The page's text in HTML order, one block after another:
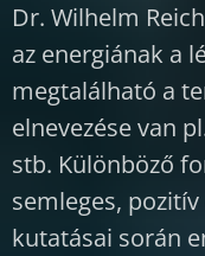
Dr. Wilhelm
az energiának a
megtalálható a
elnevezése van
stb. Különböző
semleges,
kutatásai során